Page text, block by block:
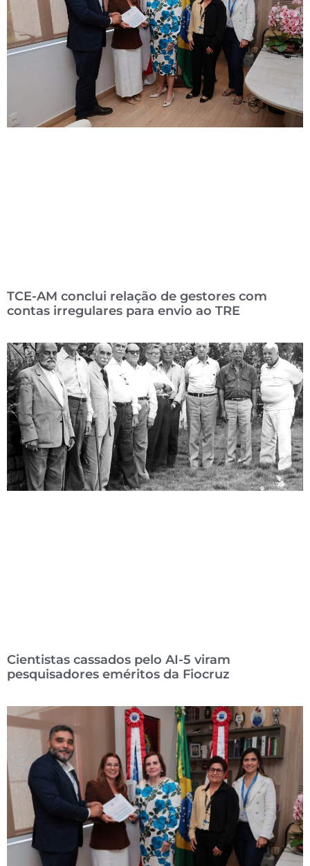
TCE-AM conclui relação de gestores com
contas irregulares para envio ao TRE
Cientistas cassados pelo AI-5 viram
pesquisadores eméritos da Fiocruz